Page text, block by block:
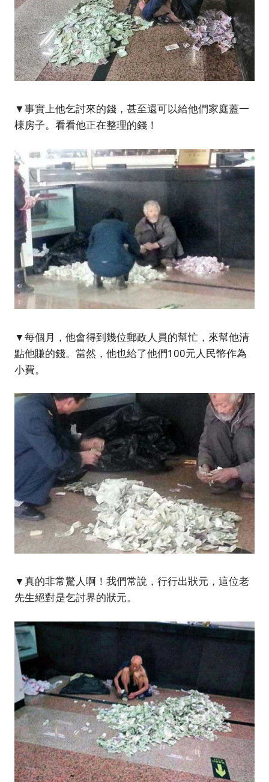
▼事實上他乞討來的錢，甚至還可以給他們家庭蓋一
棟房子。看看他正在整理的錢！
▼每個月，他會得到幾位郵政人員的幫忙，來幫他清
點他賺的錢。當然，他也給了他們100元人民幣作為
小費。
▼真的非常驚人啊！我們常說，行行出狀元，這位老
先生絕對是乞討界的狀元。